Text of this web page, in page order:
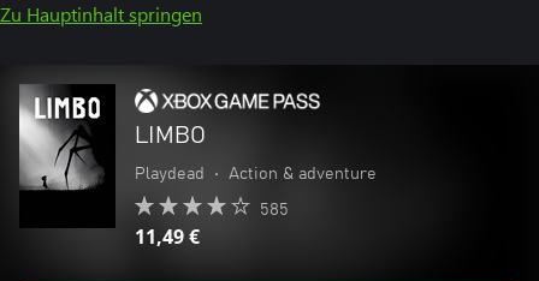
Zu Hauptinhalt springen
LIMBO
Playdead • Action & adventure
585
11,49 €